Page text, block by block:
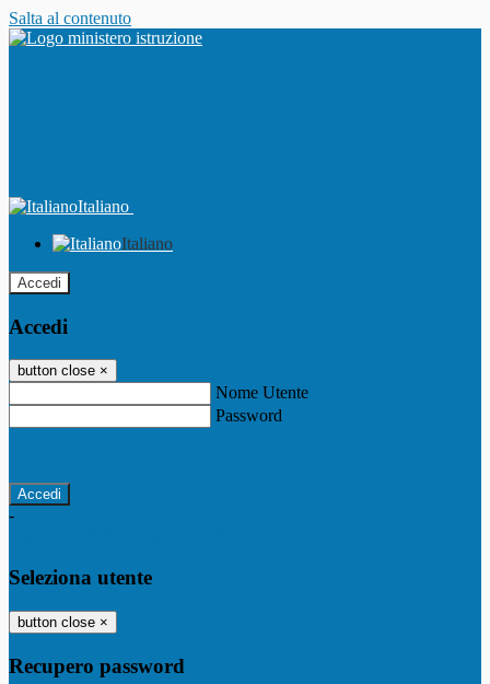
Salta al contenuto
Italiano
Italiano
Accedi
Accedi
button close ×
Nome Utente
Password
-
Seleziona utente
button close ×
Recupero password